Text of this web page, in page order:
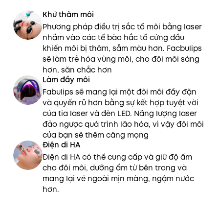
Khử thâm môi
Phương pháp điều trị sắc tố môi bằng laser
nhắm vào các tế bào hắc tố cứng đầu
khiến môi bị thâm, sẫm màu hơn. Facbulips
sẽ làm trẻ hóa vùng môi, cho đôi môi sáng
hơn, săn chắc hơn
Làm đầy môi
Fabulips sẽ mang lại một đôi môi đầy đặn
và quyến rũ hơn bằng sự kết hợp tuyệt vời
của tia laser và đèn LED. Năng lượng laser
đảo ngược quá trình lão hóa, vì vậy đôi môi
của bạn sẽ thêm căng mọng
Điện di HA
Điện di HA có thể cung cấp và giữ độ ẩm
cho đôi môi, dưỡng ẩm từ bên trong và
mang lại vẻ ngoài mịn màng, ngậm nước
hơn.